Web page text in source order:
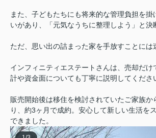
また、子どもたちにも将来的な管理負担を掛
いがあり、「元気なうちに整理しよう」と決
ただ、思い出の詰まった家を手放すことには
インフィニティエステートさんは、売却だけ
計や資金面についても丁寧に説明してくださ
販売開始後は移住を検討されていたご家族か
り、約3ヶ月で成約。安心して新しい生活を
できました。